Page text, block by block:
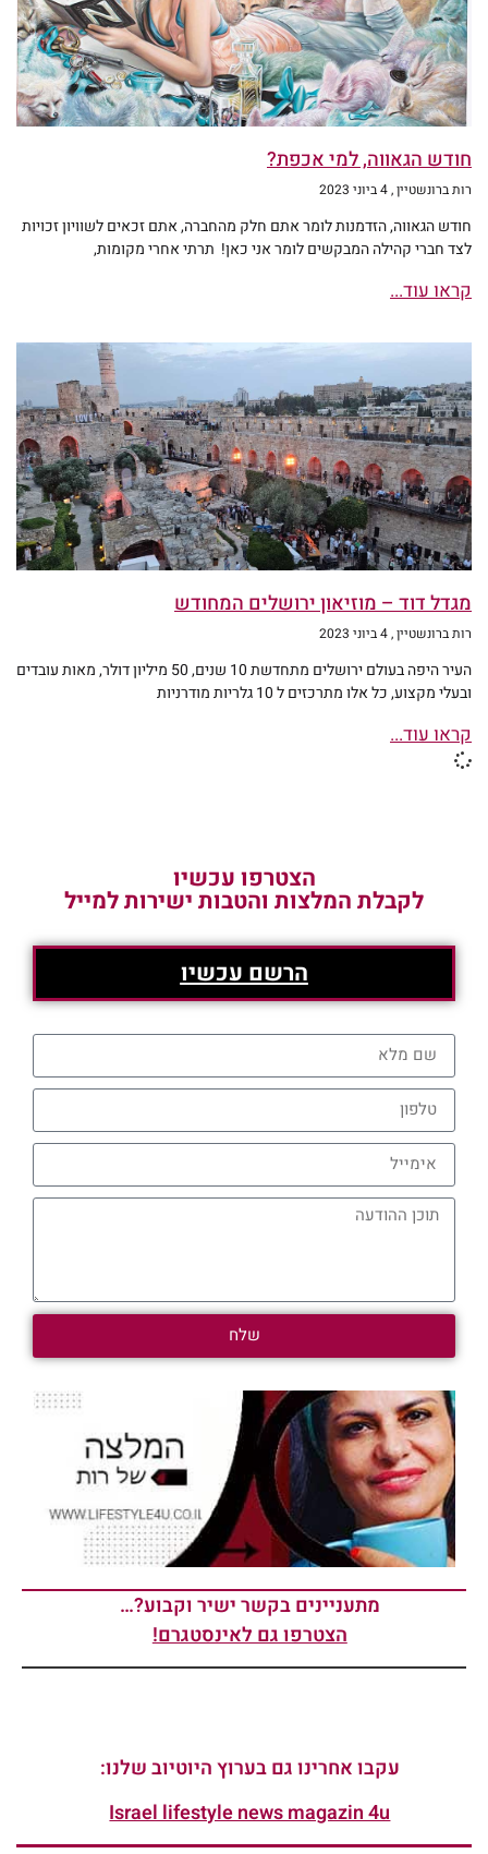
חודש הגאווה, למי אכפת?
רות ברונשטיין 4 ביוני 2023
חודש הגאווה, הזדמנות לומר אתם חלק מהחברה, אתם זכאים לשוויון זכויות
לצד חברי קהילה המבקשים לומר אני כאן! תרתי אחרי מקומות,
קראו עוד...
מגדל דוד – מוזיאון ירושלים המחודש
רות ברונשטיין 4 ביוני 2023
העיר היפה בעולם ירושלים מתחדשת 10 שנים, 50 מיליון דולר, מאות עובדים
ובעלי מקצוע, כל אלו מתרכזים ל 10 גלריות מודרניות
קראו עוד...
הצטרפו עכשיו
לקבלת המלצות והטבות ישירות למייל
הרשם עכשיו
שלח
מתעניינים בקשר ישיר וקבוע?…
הצטרפו גם לאינסטגרם!
עקבו אחרינו גם בערוץ היוטיוב שלנו:
Israel lifestyle news magazin 4u